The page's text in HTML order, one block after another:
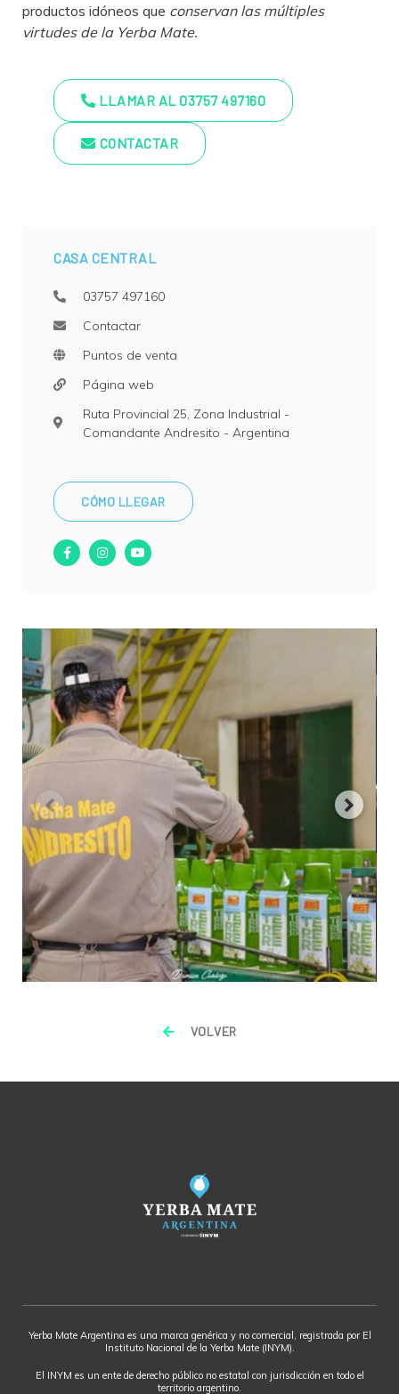
productos idóneos que conservan las múltiples
virtudes de la Yerba Mate.
LLAMAR AL 03757 497160
CONTACTAR
CASA CENTRAL
03757 497160
Contactar
Puntos de venta
Página web
Ruta Provincial 25, Zona Industrial -
Comandante Andresito - Argentina
CÓMO LLEGAR
VOLVER
Yerba Mate Argentina es una marca genérica y no comercial, registrada por El
Instituto Nacional de la Yerba Mate (INYM).
El INYM es un ente de derecho público no estatal con jurisdicción en todo el
territorio argentino.